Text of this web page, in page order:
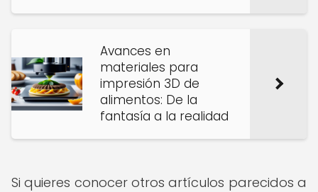
Avances en
materiales para
impresión 3D de
alimentos: De la
fantasía a la realidad
Si quieres conocer otros artículos parecidos a